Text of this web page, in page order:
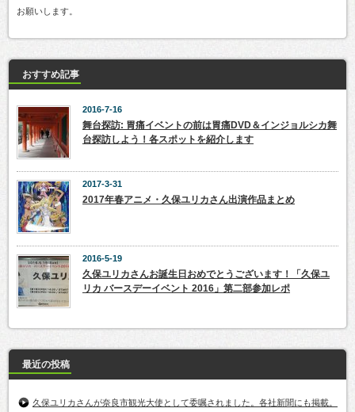
お願いします。
おすすめ記事
2016-7-16
舞台探訪: 胃痛イベントの前は胃痛DVD＆インジョルシカ舞
台探訪しよう！各スポットを紹介します
2017-3-31
2017年春アニメ・久保ユリカさん出演作品まとめ
2016-5-19
久保ユリカさんお誕生日おめでとうございます！「久保ユ
リカ バースデーイベント 2016」第二部参加レポ
最近の投稿
久保ユリカさんが奈良市観光大使として委嘱されました。各社新聞にも掲載。